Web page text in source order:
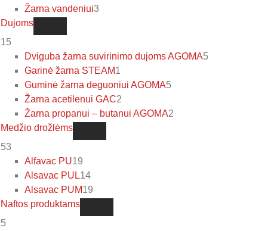
Žarna vandeniui3
Dujoms
15
Dviguba žarna suvirinimo dujoms AGOMA5
Garinė žarna STEAM1
Guminė žarna deguoniui AGOMA5
Žarna acetilenui GAC2
Žarna propanui – butanui AGOMA2
Medžio drožlėms
53
Alfavac PU19
Alsavac PUL14
Alsavac PUM19
Naftos produktams
5